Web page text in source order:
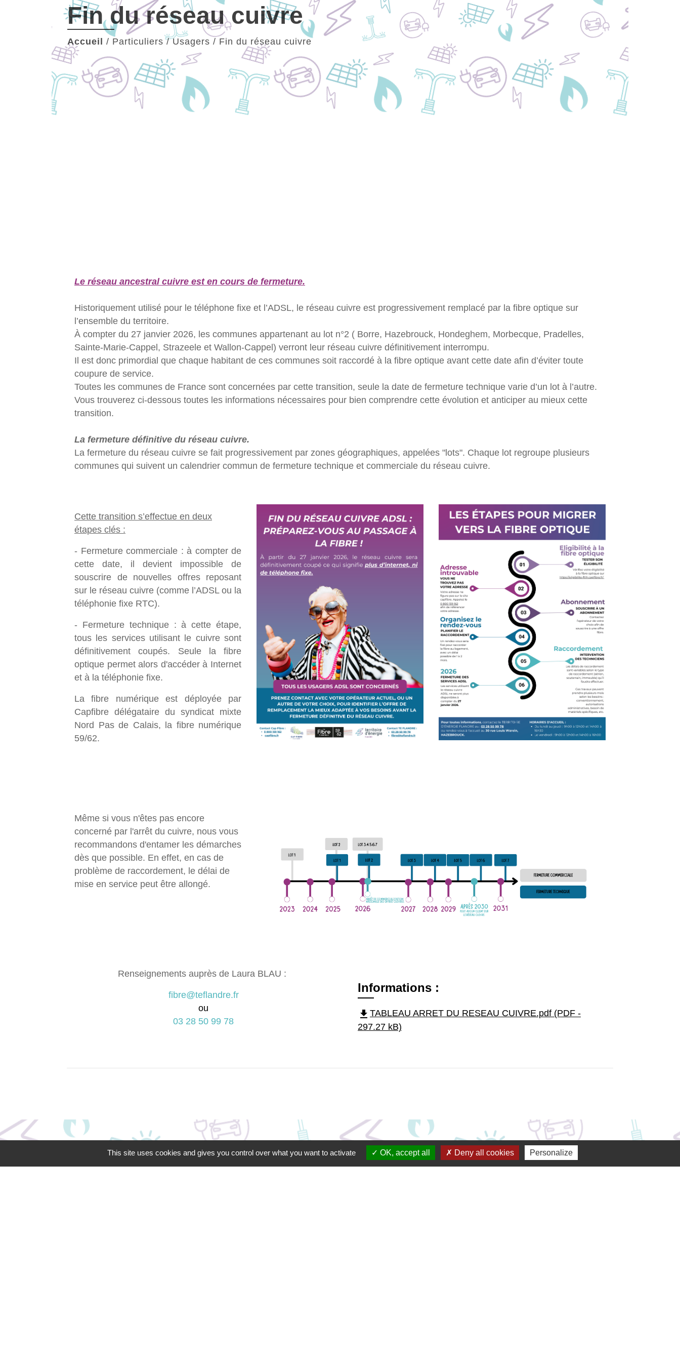
Fin du réseau cuivre
Accueil / Particuliers / Usagers / Fin du réseau cuivre
Le réseau ancestral cuivre est en cours de fermeture.
Historiquement utilisé pour le téléphone fixe et l’ADSL, le réseau cuivre est progressivement remplacé par la fibre optique sur
l’ensemble du territoire.
À compter du 27 janvier 2026, les communes appartenant au lot n°2 ( Borre, Hazebrouck, Hondeghem, Morbecque, Pradelles,
Sainte-Marie-Cappel, Strazeele et Wallon-Cappel) verront leur réseau cuivre définitivement interrompu.
Il est donc primordial que chaque habitant de ces communes soit raccordé à la fibre optique avant cette date afin d’éviter toute
coupure de service.
Toutes les communes de France sont concernées par cette transition, seule la date de fermeture technique varie d’un lot à l’autre.
Vous trouverez ci-dessous toutes les informations nécessaires pour bien comprendre cette évolution et anticiper au mieux cette
transition.
La fermeture définitive du réseau cuivre.
La fermeture du réseau cuivre se fait progressivement par zones géographiques, appelées "lots". Chaque lot regroupe plusieurs
communes qui suivent un calendrier commun de fermeture technique et commerciale du réseau cuivre.
Cette transition s’effectue en deux
étapes clés :
- Fermeture commerciale : à compter de
cette date, il devient impossible de
souscrire de nouvelles offres reposant
sur le réseau cuivre (comme l’ADSL ou la
téléphonie fixe RTC).
- Fermeture technique : à cette étape,
tous les services utilisant le cuivre sont
définitivement coupés. Seule la fibre
optique permet alors d'accéder à Internet
et à la téléphonie fixe.
La fibre numérique est déployée par
Capfibre délégataire du syndicat mixte
Nord Pas de Calais, la fibre numérique
59/62.
Même si vous n'êtes pas encore
concerné par l'arrêt du cuivre, nous vous
recommandons d'entamer les démarches
dès que possible. En effet, en cas de
problème de raccordement, le délai de
mise en service peut être allongé.
Renseignements auprès de Laura BLAU :
fibre@teflandre.fr
ou
03 28 50 99 78
Informations :
file_download TABLEAU ARRET DU RESEAU CUIVRE.pdf (PDF -
297.27 kB)
ContactsThis site uses cookies and gives you control over what you want to activate OK, accept all Deny all cookies Personalize